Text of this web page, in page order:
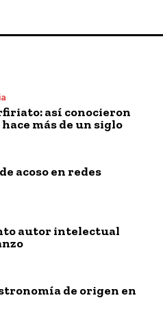
así conocieron
más de un siglo
acoso en redes
autor intelectual
de origen en